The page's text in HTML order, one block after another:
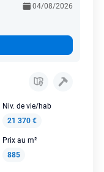
04/08/2026
Niv. de vie/hab
21 370 €
Prix au m²
885